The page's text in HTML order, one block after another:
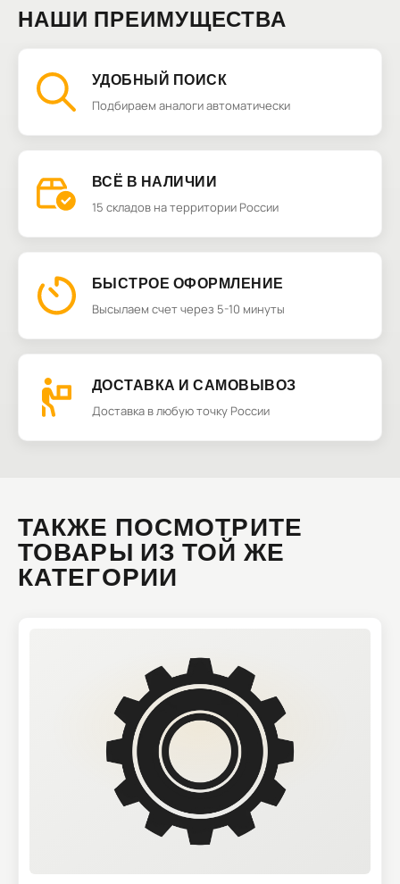
НАШИ ПРЕИМУЩЕСТВА
УДОБНЫЙ ПОИСК
Подбираем аналоги автоматически
ВСЁ В НАЛИЧИИ
15 складов на территории России
БЫСТРОЕ ОФОРМЛЕНИЕ
Высылаем счет через 5-10 минуты
ДОСТАВКА И САМОВЫВОЗ
Доставка в любую точку России
ТАКЖЕ ПОСМОТРИТЕ
ТОВАРЫ ИЗ ТОЙ ЖЕ
КАТЕГОРИИ